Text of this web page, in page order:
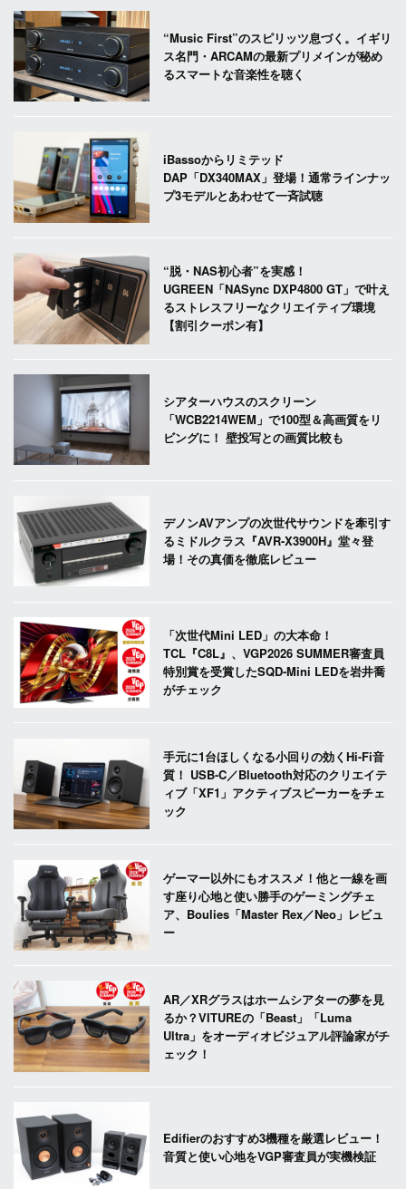
“Music First”のスピリッツ息づく。イギリ
ス名門・ARCAMの最新プリメインが秘め
るスマートな音楽性を聴く
iBassoからリミテッド
DAP「DX340MAX」登場！通常ラインナッ
プ3モデルとあわせて一斉試聴
“脱・NAS初心者”を実感！
UGREEN「NASync DXP4800 GT」で叶え
るストレスフリーなクリエイティブ環境
【割引クーポン有】
シアターハウスのスクリーン
「WCB2214WEM」で100型＆高画質をリ
ビングに！ 壁投写との画質比較も
デノンAVアンプの次世代サウンドを牽引す
るミドルクラス『AVR-X3900H』堂々登
場！その真価を徹底レビュー
「次世代Mini LED」の大本命！
TCL『C8L』、VGP2026 SUMMER審査員
特別賞を受賞したSQD-Mini LEDを岩井喬
がチェック
手元に1台ほしくなる小回りの効くHi-Fi音
質！ USB-C／Bluetooth対応のクリエイテ
ィブ「XF1」アクティブスピーカーをチェ
ック
ゲーマー以外にもオススメ！他と一線を画
す座り心地と使い勝手のゲーミングチェ
ア、Boulies「Master Rex／Neo」レビュ
ー
AR／XRグラスはホームシアターの夢を見
るか？VITUREの「Beast」「Luma
Ultra」をオーディオビジュアル評論家がチ
ェック！
Edifierのおすすめ3機種を厳選レビュー！
音質と使い心地をVGP審査員が実機検証